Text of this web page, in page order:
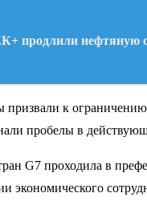
продлили нефтяную
к
пробелы в
G7 проходила в
экономического